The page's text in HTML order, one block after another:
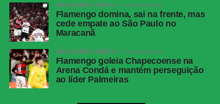
Renan Lodi; Cissé (Igor Gomes), Alan Franco
(Maycon), Bernard (Dudu) e Victor Hugo
(Alan Minda); Cuello e Cassierra. Técnico:
Eduardo Domínguez.
COMENTE ABAIXO:
BRASILEIRÃO SÉRIE A 2 semanas atrás
Flamengo domina, sai na frente, mas
cede empate ao São Paulo no
Maracanã
BRASILEIRÃO SÉRIE A 2 semanas atrás
Flamengo goleia Chapecoense na
Arena Condá e mantém perseguição
ao líder Palmeiras